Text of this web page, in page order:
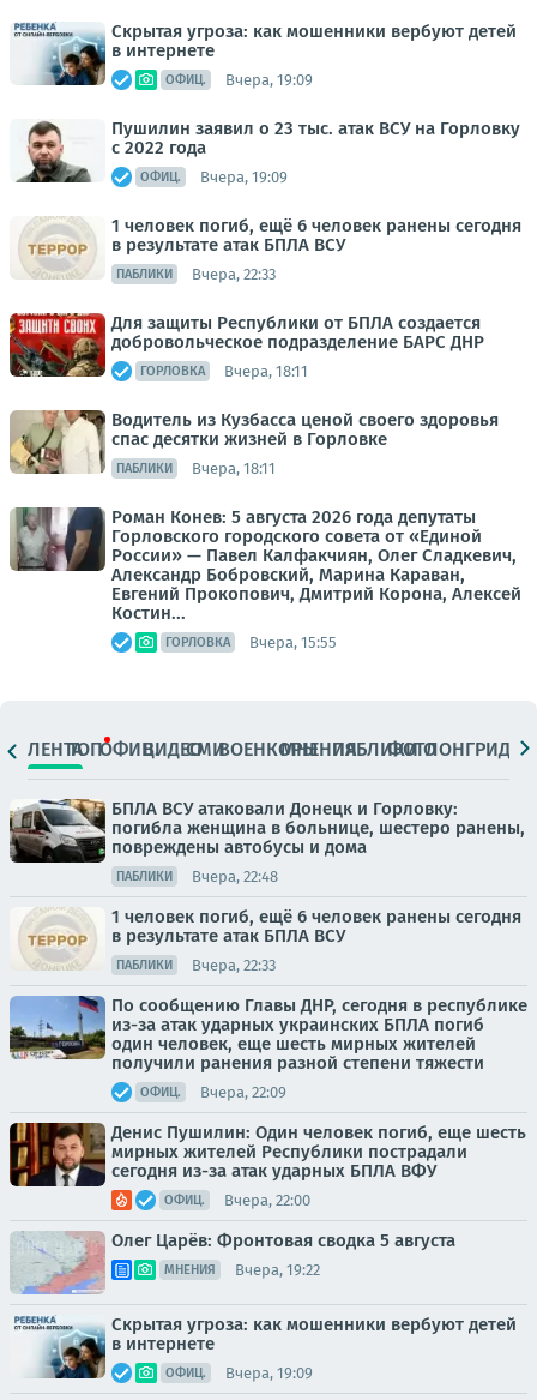
Скрытая угроза: как мошенники вербуют детей
в интернете
ОФИЦ. Вчера, 19:09
Пушилин заявил о 23 тыс. атак ВСУ на Горловку
с 2022 года
ОФИЦ. Вчера, 19:09
1 человек погиб, ещё 6 человек ранены сегодня
в результате атак БПЛА ВСУ
ПАБЛИКИ Вчера, 22:33
Для защиты Республики от БПЛА создается
добровольческое подразделение БАРС ДНР
ГОРЛОВКА Вчера, 18:11
Водитель из Кузбасса ценой своего здоровья
спас десятки жизней в Горловке
ПАБЛИКИ Вчера, 18:11
Роман Конев: 5 августа 2026 года депутаты
Горловского городского совета от «Единой
России» — Павел Калфакчиян, Олег Сладкевич,
Александр Бобровский, Марина Караван,
Евгений Прокопович, Дмитрий Корона, Алексей
Костин...
ГОРЛОВКА Вчера, 15:55
ЛЕНТАТОПОФИЦ.ВИДЕОСМИВОЕНКОРЫМНЕНИЯПАБЛИКИ
ФОТОЛОНГРИДЫ
БПЛА ВСУ атаковали Донецк и Горловку:
погибла женщина в больнице, шестеро ранены,
повреждены автобусы и дома
ПАБЛИКИ Вчера, 22:48
1 человек погиб, ещё 6 человек ранены сегодня
в результате атак БПЛА ВСУ
ПАБЛИКИ Вчера, 22:33
По сообщению Главы ДНР, сегодня в республике
из-за атак ударных украинских БПЛА погиб
один человек, еще шесть мирных жителей
получили ранения разной степени тяжести
ОФИЦ. Вчера, 22:09
Денис Пушилин: Один человек погиб, еще шесть
мирных жителей Республики пострадали
сегодня из-за атак ударных БПЛА ВФУ
ОФИЦ. Вчера, 22:00
Олег Царёв: Фронтовая сводка 5 августа
МНЕНИЯ Вчера, 19:22
Скрытая угроза: как мошенники вербуют детей
в интернете
ОФИЦ. Вчера, 19:09